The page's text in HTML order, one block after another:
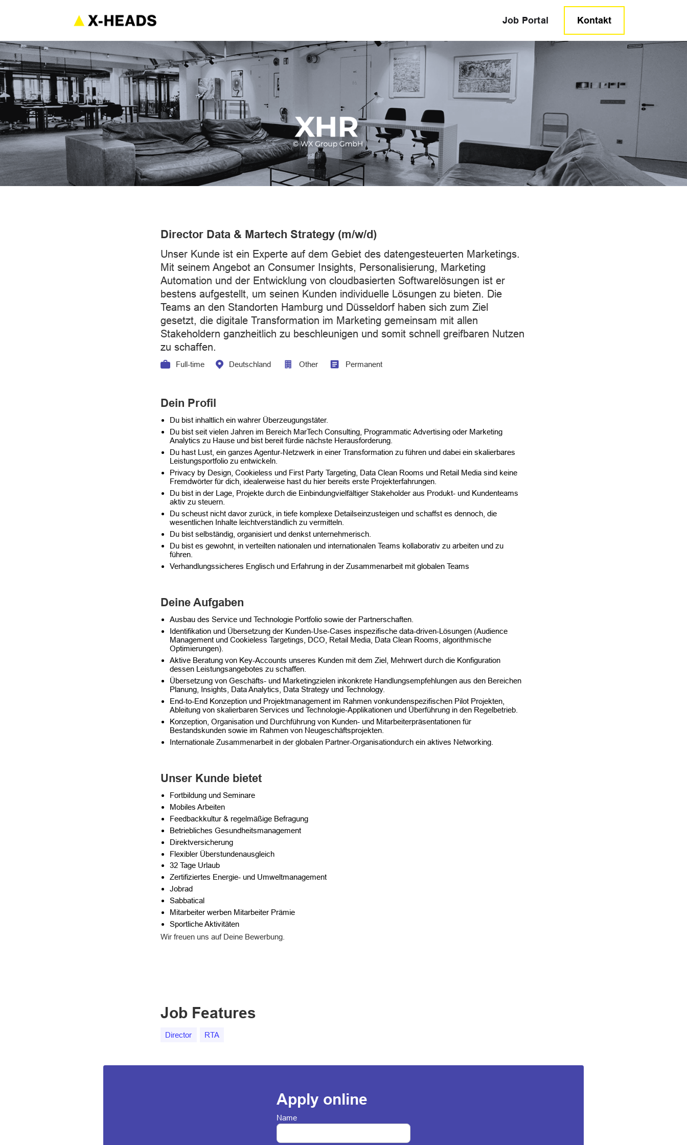
Job Portal Kontakt
Director Data & Martech Strategy (m/w/d)
Unser Kunde ist ein Experte auf dem Gebiet des datengesteuerten Marketings.
Mit seinem Angebot an Consumer Insights, Personalisierung, Marketing
Automation und der Entwicklung von cloudbasierten Softwarelösungen ist er
bestens aufgestellt, um seinen Kunden individuelle Lösungen zu bieten. Die
Teams an den Standorten Hamburg und Düsseldorf haben sich zum Ziel
gesetzt, die digitale Transformation im Marketing gemeinsam mit allen
Stakeholdern ganzheitlich zu beschleunigen und somit schnell greifbaren Nutzen
zu schaffen.
Full-time Deutschland Other Permanent
Dein Profil
Du bist inhaltlich ein wahrer Überzeugungstäter​.
Du bist seit vielen Jahren im Bereich MarTech Consulting, Programmatic Advertising oder Marketing
Analytics zu Hause und bist bereit fürdie nächste Herausforderung.​
Du hast Lust, ein ganzes Agentur-Netzwerk in einer Transformation zu führen und dabei ein skalierbares
Leistungsportfolio zu entwickeln.​
Privacy by Design, Cookieless und First Party Targeting, Data Clean Rooms und Retail Media sind keine
Fremdwörter für dich, idealerweise hast du hier bereits erste Projekterfahrungen.​
Du bist in der Lage, Projekte durch die Einbindungvielfältiger Stakeholder aus Produkt- und Kundenteams
aktiv zu steuern.​
Du scheust nicht davor zurück, in tiefe komplexe Detailseinzusteigen und schaffst es dennoch, die
wesentlichen Inhalte leichtverständlich zu vermitteln​.
Du bist selbständig, organisiert und denkst unternehmerisch​.
Du bist es gewohnt, in verteilten nationalen und internationalen Teams kollaborativ zu arbeiten und zu
führen.​
Verhandlungssicheres Englisch und Erfahrung in der Zusammenarbeit mit globalen Teams
Deine Aufgaben
Ausbau des Service und Technologie Portfolio sowie der Partnerschaften​.
Identifikation und Übersetzung der Kunden-Use-Cases inspezifische data-driven-Lösungen (Audience
Management und Cookieless Targetings, DCO, Retail Media, Data Clean Rooms, algorithmische
Optimierungen).​
Aktive Beratung von Key-Accounts unseres Kunden mit dem Ziel, Mehrwert durch die Konfiguration
dessen Leistungsangebotes zu schaffen​.
Übersetzung von Geschäfts- und Marketingzielen inkonkrete Handlungsempfehlungen aus den Bereichen
Planung, Insights, Data Analytics, Data Strategy und Technology. ​
End-to-End Konzeption und Projektmanagement im Rahmen vonkundenspezifischen Pilot Projekten,
Ableitung von skalierbaren Services und Technologie-Applikationen und Überführung in den Regelbetrieb.
Konzeption, Organisation und Durchführung von Kunden- und Mitarbeiterpräsentationen für
Bestandskunden sowie im Rahmen von Neugeschäftsprojekten. ​
Internationale Zusammenarbeit in der globalen Partner-Organisationdurch ein aktives Networking.
Unser Kunde bietet
Fortbildung und Seminare
Mobiles Arbeiten
Feedbackkultur & regelmäßige Befragung
Betriebliches Gesundheitsmanagement
Direktversicherung
Flexibler Überstundenausgleich
32 Tage Urlaub
Zertifiziertes Energie- und Umweltmanagement
Jobrad
Sabbatical
Mitarbeiter werben Mitarbeiter Prämie
Sportliche Aktivitäten
Wir freuen uns auf Deine Bewerbung.
Job Features
Director RTA
Apply online
Name